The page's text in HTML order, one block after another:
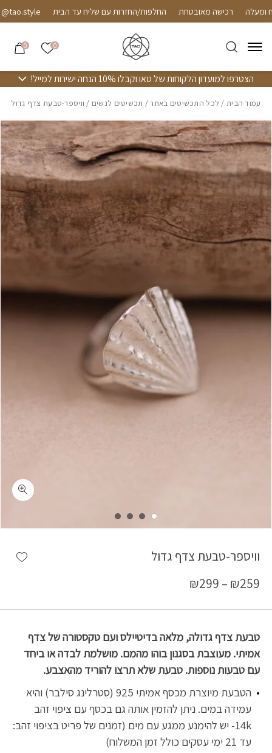
Skip to Contentרכישה מאובטחת החלפות/החזרות עם שליח עד הבית
0 הרשימה
0
הצטרפו למועדון הלקוחות של טאו וקבלו 10% הנחה ישירות למייל!
עמוד הבית / לכל התכשיטים באתר/ תכשיטים לנשים / וויספר-טבעת צדף גדול
וויספר-טבעת צדף גדול
₪259
–
₪299
טבעת צדף גדולה, מלאה בדיטיילס ועם טקסטורה של צדף
אמיתי. מעוצבת בסגנון בוהו מהמם. מושלמת לבדה או ביחד
עם טבעות נוספות. טבעת שלא תרצו להוריד מהאצבע.
הטבעת מיוצרת מכסף אמיתי 925 (סטרלינג סילבר) והיא
עמידה במים. ניתן להזמין אותה גם בכסף עם ציפוי זהב
14k- יש להימנע ממגע עם מים (זמנים של פריט בציפוי זהב:
עד 21 ימי עסקים כולל זמן המשלוח)
בחזרה למעלה